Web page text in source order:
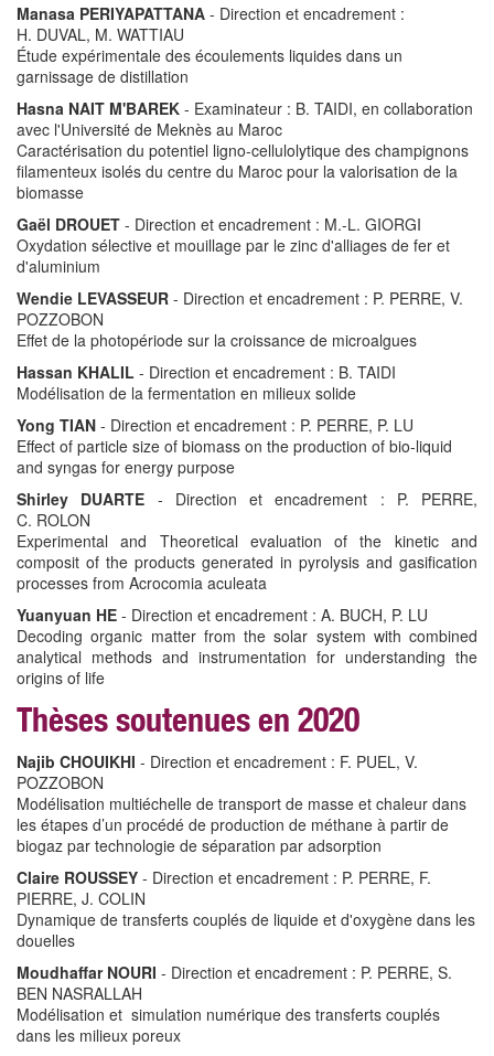
Manasa PERIYAPATTANA - Direction et encadrement :
H. DUVAL, M. WATTIAU
Étude expérimentale des écoulements liquides dans un
garnissage de distillation
Hasna NAIT M'BAREK - Examinateur : B. TAIDI, en collaboration
avec l'Université de Meknès au Maroc
Caractérisation du potentiel ligno-cellulolytique des champignons
filamenteux isolés du centre du Maroc pour la valorisation de la
biomasse
Gaël DROUET - Direction et encadrement : M.-L. GIORGI
Oxydation sélective et mouillage par le zinc d'alliages de fer et
d'aluminium
Wendie LEVASSEUR - Direction et encadrement : P. PERRE, V.
POZZOBON
Effet de la photopériode sur la croissance de microalgues
Hassan KHALIL - Direction et encadrement : B. TAIDI
Modélisation de la fermentation en milieux solide
Yong TIAN - Direction et encadrement : P. PERRE, P. LU
Effect of particle size of biomass on the production of bio-liquid
and syngas for energy purpose
Shirley DUARTE - Direction et encadrement : P. PERRE,
C. ROLON
Experimental and Theoretical evaluation of the kinetic and
composit of the products generated in pyrolysis and gasification
processes from Acrocomia aculeata
Yuanyuan HE - Direction et encadrement : A. BUCH, P. LU
Decoding organic matter from the solar system with combined
analytical methods and instrumentation for understanding the
origins of life
Thèses soutenues en 2020
Najib CHOUIKHI - Direction et encadrement : F. PUEL, V.
POZZOBON
Modélisation multiéchelle de transport de masse et chaleur dans
les étapes d’un procédé de production de méthane à partir de
biogaz par technologie de séparation par adsorption
Claire ROUSSEY - Direction et encadrement : P. PERRE, F.
PIERRE, J. COLIN
Dynamique de transferts couplés de liquide et d'oxygène dans les
douelles
Moudhaffar NOURI - Direction et encadrement : P. PERRE, S.
BEN NASRALLAH
Modélisation et simulation numérique des transferts couplés
dans les milieux poreux